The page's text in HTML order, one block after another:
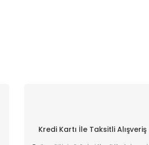
Kredi Kartı İle Taksitli Alışveriş